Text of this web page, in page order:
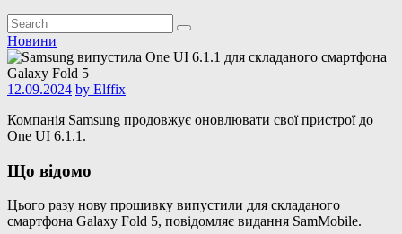
Новини
12.09.2024 by Elffix
Компанія Samsung продовжує оновлювати свої пристрої до
One UI 6.1.1.
Що відомо
Цього разу нову прошивку випустили для складаного
смартфона Galaxy Fold 5, повідомляє видання SamMobile.